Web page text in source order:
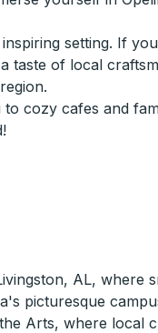
setting. If
taste of local
cozy cafes and
AL, where
picturesque
Arts, where local